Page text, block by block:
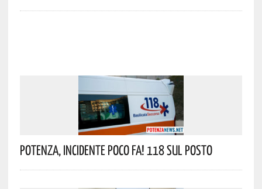
Potenza, Incidente Poco Fa! 118 Sul Posto